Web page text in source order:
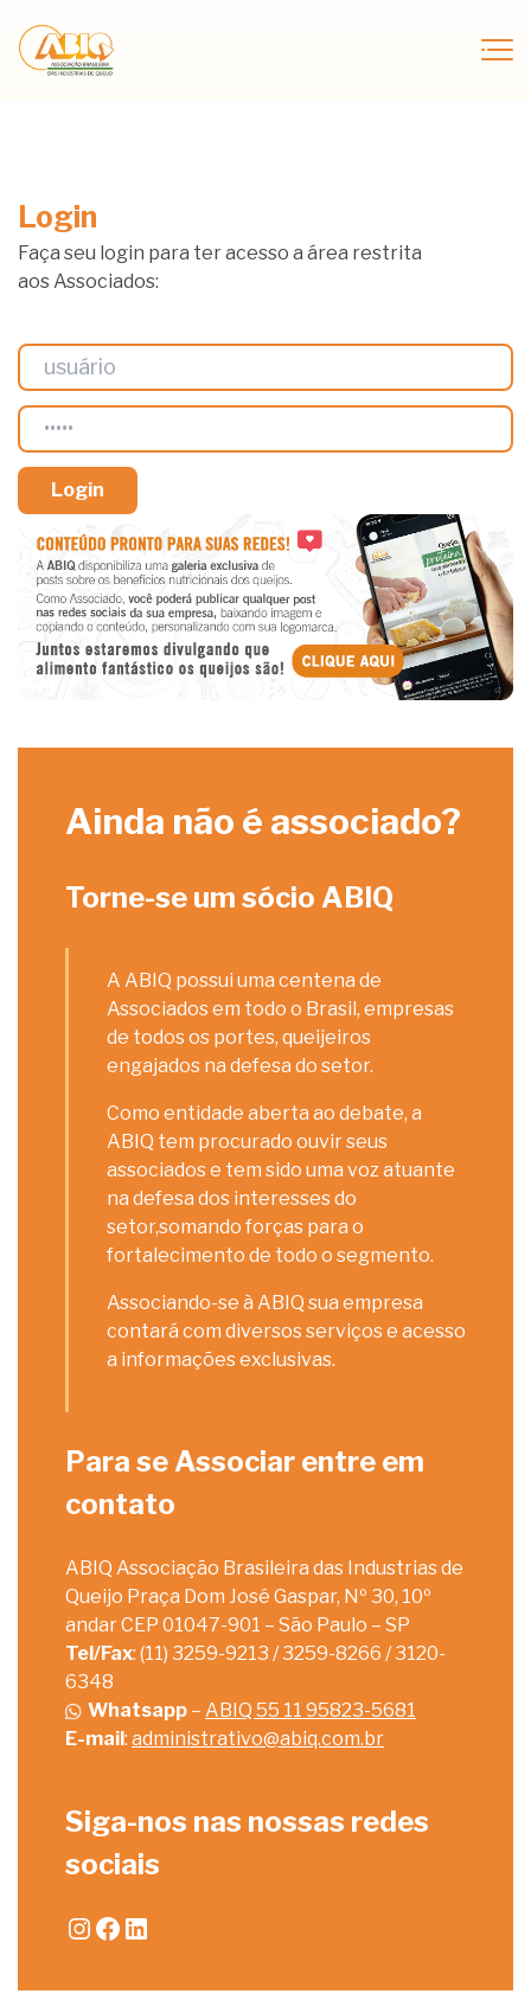
Login
Faça seu login para ter acesso a área restrita
aos Associados:
Ainda não é associado?
Torne-se um sócio ABIQ
A ABIQ possui uma centena de
Associados em todo o Brasil, empresas
de todos os portes, queijeiros
engajados na defesa do setor.
Como entidade aberta ao debate, a
ABIQ tem procurado ouvir seus
associados e tem sido uma voz atuante
na defesa dos interesses do
setor,somando forças para o
fortalecimento de todo o segmento.
Associando-se à ABIQ sua empresa
contará com diversos serviços e acesso
a informações exclusivas.
Para se Associar entre em
contato
ABIQ Associação Brasileira das Industrias de
Queijo Praça Dom José Gaspar, Nº 30, 10º
andar CEP 01047-901 – São Paulo – SP
Tel/Fax: (11) 3259-9213 / 3259-8266 / 3120-
6348
Whatsapp – ABIQ 55 11 95823-5681
E-mail: administrativo@abiq.com.br
Siga-nos nas nossas redes
sociais
Instagram
Facebook
LinkedIn